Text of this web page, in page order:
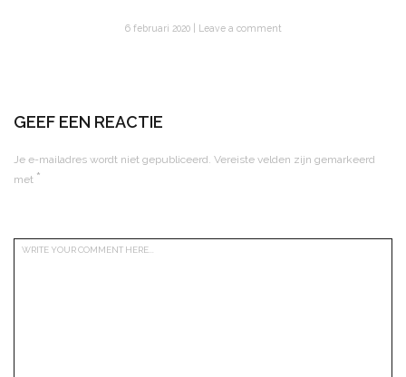
6 februari 2020 Leave a comment
GEEF EEN REACTIE
Je e-mailadres wordt niet gepubliceerd. Vereiste velden zijn gemarkeerd
met *